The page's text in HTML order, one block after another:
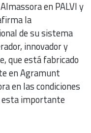
en PALVI y
la
de su sistema
innovador y
que está fabricado
en Agramunt
en las condiciones
esta importante